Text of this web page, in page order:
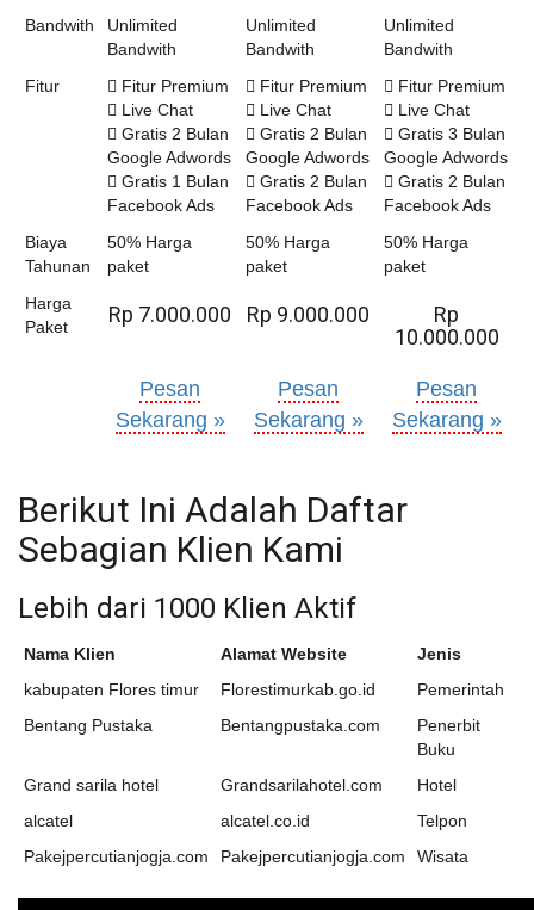
Bandwith
Unlimited
Bandwith
Unlimited
Bandwith
Unlimited
Bandwith
Fitur
Fitur Premium
Live Chat
Gratis 2 Bulan
Google Adwords
Gratis 1 Bulan
Facebook Ads
Fitur Premium
Live Chat
Gratis 2 Bulan
Google Adwords
Gratis 2 Bulan
Facebook Ads
Fitur Premium
Live Chat
Gratis 3 Bulan
Google Adwords
Gratis 2 Bulan
Facebook Ads
Biaya
Tahunan
50% Harga
paket
50% Harga
paket
50% Harga
paket
Harga
Paket
Rp 7.000.000 Rp 9.000.000
Rp
10.000.000
Pesan
Sekarang »
Pesan
Sekarang »
Pesan
Sekarang »
Berikut Ini Adalah Daftar
Sebagian Klien Kami
Lebih dari 1000 Klien Aktif
Nama Klien Alamat Website
Jenis
kabupaten Flores timur
Florestimurkab.go.id
Pemerintah
Bentang Pustaka
Bentangpustaka.com
Penerbit
Buku
Grand sarila hotel
Grandsarilahotel.com
Hotel
alcatel
alcatel.co.id
Telpon
Pakejpercutianjogja.com
Pakejpercutianjogja.com Wisata